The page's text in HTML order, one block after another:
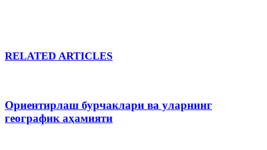
RELATED ARTICLES
Ориентирлаш бурчаклари ва уларнинг
географик аҳамияти